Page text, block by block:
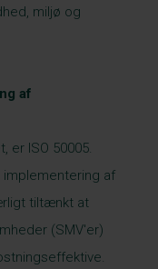
miljø og
af
er ISO 50005.
implementering af
tiltænkt at
(SMV'er)